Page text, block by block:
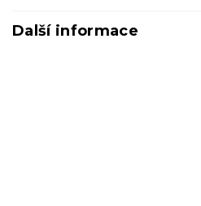
Další informace